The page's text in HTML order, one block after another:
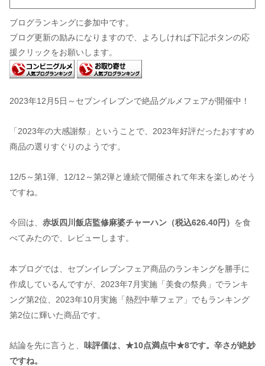
ブログランキングに参加中です。
ブログ更新の励みになりますので、よろしければ下記ボタンの応
援クリックをお願いします。
2023年12月5日～セブンイレブンで絶品グルメフェアが開催中！
「2023年の大感謝祭」ということで、2023年好評だったおすすめ
商品の選りすぐりのようです。
12/5～第1弾、12/12～第2弾と連続で開催されて年末を楽しめそう
ですね。
今回は、 赤坂四川飯店監修麻婆チャーハン（税込626.40円） を食
べてみたので、レビューします。
本ブログでは、セブンイレブンフェア商品のランキングを勝手に
作成しているんですが、2023年7月実施「美食の祭典」でランキ
ング第2位、2023年10月実施「熱烈中華フェア」でもランキング
第2位に輝いた商品です。
結論を先に言うと、
味評価は、★10点満点中★8です。辛さが絶妙
ですね。